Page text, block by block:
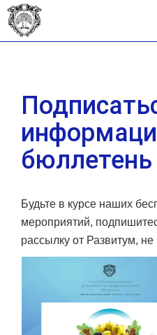
бюллетень
Будьте в курсе наших
мероприятий,
рассылку от Развитум,